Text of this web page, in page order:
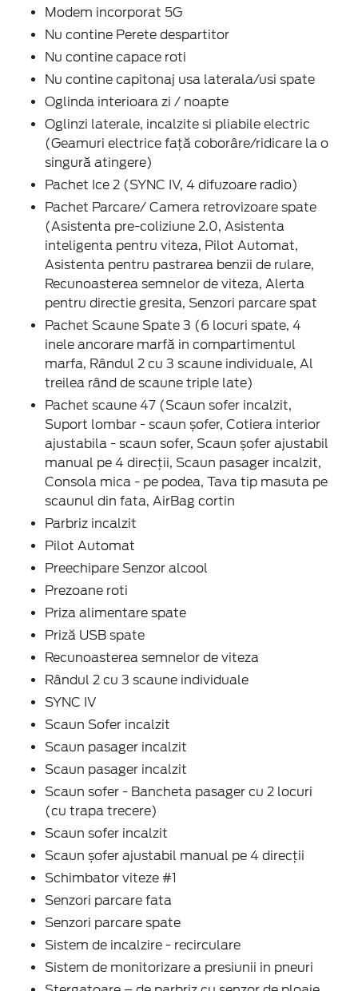
Modem incorporat 5G
Nu contine Perete despartitor
Nu contine capace roti
Nu contine capitonaj usa laterala/usi spate
Oglinda interioara zi / noapte
Oglinzi laterale, incalzite si pliabile electric
(Geamuri electrice față coborâre/ridicare la o
singură atingere)
Pachet Ice 2 (SYNC IV, 4 difuzoare radio)
Pachet Parcare/ Camera retrovizoare spate
(Asistenta pre-coliziune 2.0, Asistenta
inteligenta pentru viteza, Pilot Automat,
Asistenta pentru pastrarea benzii de rulare,
Recunoasterea semnelor de viteza, Alerta
pentru directie gresita, Senzori parcare spat
Pachet Scaune Spate 3 (6 locuri spate, 4
inele ancorare marfă in compartimentul
marfa, Rândul 2 cu 3 scaune individuale, Al
treilea rând de scaune triple late)
Pachet scaune 47 (Scaun sofer incalzit,
Suport lombar - scaun șofer, Cotiera interior
ajustabila - scaun sofer, Scaun șofer ajustabil
manual pe 4 direcții, Scaun pasager incalzit,
Consola mica - pe podea, Tava tip masuta pe
scaunul din fata, AirBag cortin
Parbriz incalzit
Pilot Automat
Preechipare Senzor alcool
Prezoane roti
Priza alimentare spate
Priză USB spate
Recunoasterea semnelor de viteza
Rândul 2 cu 3 scaune individuale
SYNC IV
Scaun Sofer incalzit
Scaun pasager incalzit
Scaun pasager incalzit
Scaun sofer - Bancheta pasager cu 2 locuri
(cu trapa trecere)
Scaun sofer incalzit
Scaun șofer ajustabil manual pe 4 direcții
Schimbator viteze #1
Senzori parcare fata
Senzori parcare spate
Sistem de incalzire - recirculare
Sistem de monitorizare a presiunii in pneuri